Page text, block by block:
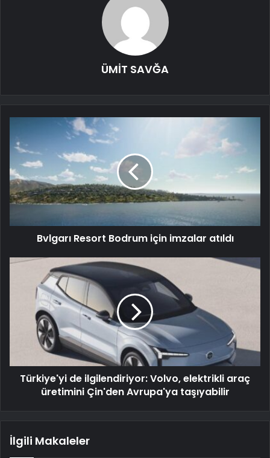
ÜMİT SAVĞA
Bvlgarı Resort Bodrum için imzalar atıldı
Türkiye'yi de ilgilendiriyor: Volvo, elektrikli araç
üretimini Çin'den Avrupa'ya taşıyabilir
İlgili Makaleler